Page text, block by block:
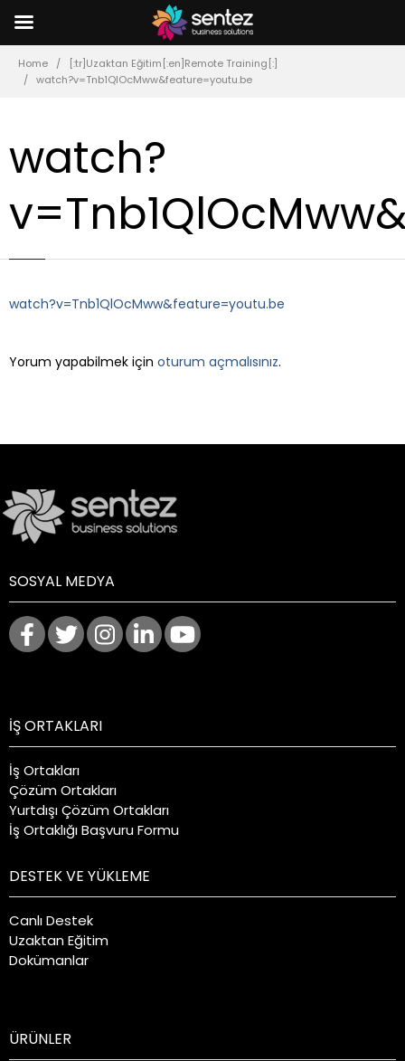
Home
[:tr]Uzaktan Eğitim[:en]Remote Training[:]
watch?v=Tnb1QlOcMww&feature=youtu.be
watch?
watch?v=Tnb1QlOcMww&feature=youtu.be
Yorum yapabilmek için oturum açmalısınız.
SOSYAL MEDYA
İŞ ORTAKLARI
İş Ortakları
Çözüm Ortakları
Yurtdışı Çözüm Ortakları
İş Ortaklığı Başvuru Formu
DESTEK VE YÜKLEME
Canlı Destek
Uzaktan Eğitim
Dokümanlar
ÜRÜNLER